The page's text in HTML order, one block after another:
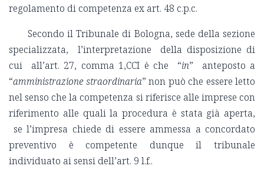
regolamento di competenza ex art. 48 c.p.c.
Secondo il Tribunale di Bologna, sede della sezione
specializzata, l’interpretazione della disposizione di
cui all’art. 27, comma 1,CCI è che “in” anteposto a
“amministrazione straordinaria” non può che essere letto
nel senso che la competenza si riferisce alle imprese con
riferimento alle quali la procedura è stata già aperta,
se l’impresa chiede di essere ammessa a concordato
preventivo è competente dunque il tribunale
individuato ai sensi dell’art. 9 l.f..